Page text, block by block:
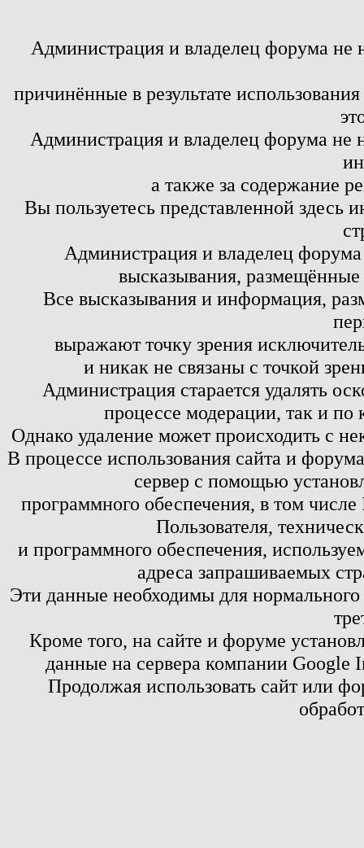
Администрация и владелец форума не
причинённые в результате
Администрация и владелец форума не
а также за содержание
Вы пользуетесь представленной здесь
Администрация и владелец
высказывания,
Все высказывания и информация,
выражают точку зрения
и никак не связаны с точкой
Администрация старается удалять
процессе модерации, так и по
Однако удаление может происходить с
В процессе использования сайта и
сервер с помощью
программного обеспечения, в том
Пользователя,
и программного обеспечения,
адреса запрашиваемых
Эти данные необходимы для
Кроме того, на сайте и форуме
данные на сервера компании
Продолжая использовать сайт или